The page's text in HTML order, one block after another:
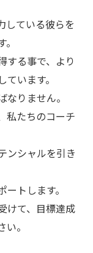
している彼らを
する事で、より
います。
りません。
私たちのコーチ
ンシャルを引き
トします。
けて、目標達成
。